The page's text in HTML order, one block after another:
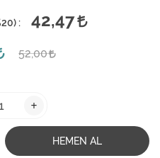
) :
42,47
52,00
+
HEMEN AL